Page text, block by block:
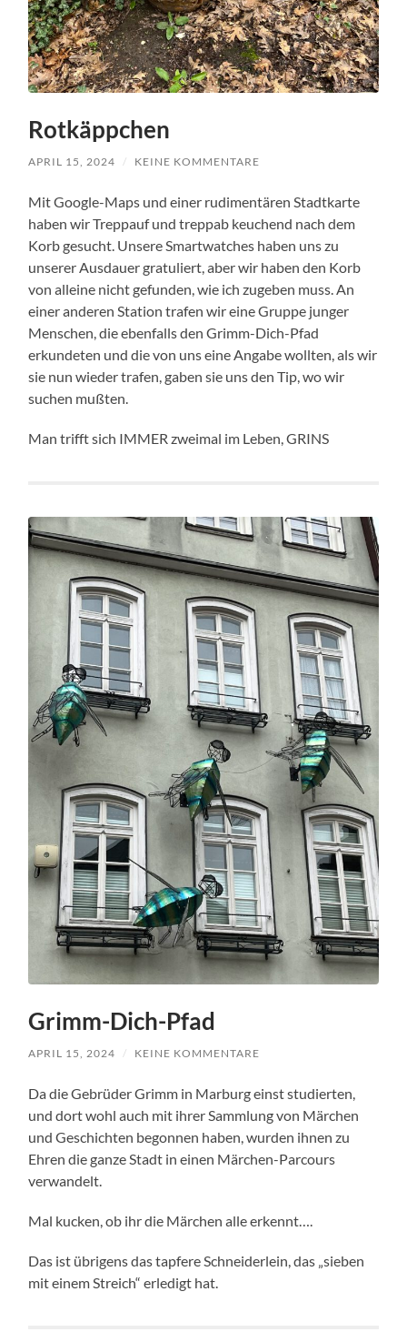
Rotkäppchen
APRIL 15, 2024 / KEINE KOMMENTARE
Mit Google-Maps und einer rudimentären Stadtkarte
haben wir Treppauf und treppab keuchend nach dem
Korb gesucht. Unsere Smartwatches haben uns zu
unserer Ausdauer gratuliert, aber wir haben den Korb
von alleine nicht gefunden, wie ich zugeben muss. An
einer anderen Station trafen wir eine Gruppe junger
Menschen, die ebenfalls den Grimm-Dich-Pfad
erkundeten und die von uns eine Angabe wollten, als wir
sie nun wieder trafen, gaben sie uns den Tip, wo wir
suchen mußten.
Man trifft sich IMMER zweimal im Leben, GRINS
Grimm-Dich-Pfad
APRIL 15, 2024 / KEINE KOMMENTARE
Da die Gebrüder Grimm in Marburg einst studierten,
und dort wohl auch mit ihrer Sammlung von Märchen
und Geschichten begonnen haben, wurden ihnen zu
Ehren die ganze Stadt in einen Märchen-Parcours
verwandelt.
Mal kucken, ob ihr die Märchen alle erkennt….
Das ist übrigens das tapfere Schneiderlein, das „sieben
mit einem Streich“ erledigt hat.